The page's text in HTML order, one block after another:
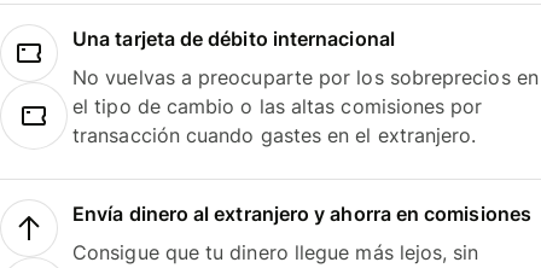
Una tarjeta de débito internacional
No vuelvas a preocuparte por los sobreprecios en
el tipo de cambio o las altas comisiones por
transacción cuando gastes en el extranjero.
Envía dinero al extranjero y ahorra en comisiones
Consigue que tu dinero llegue más lejos, sin